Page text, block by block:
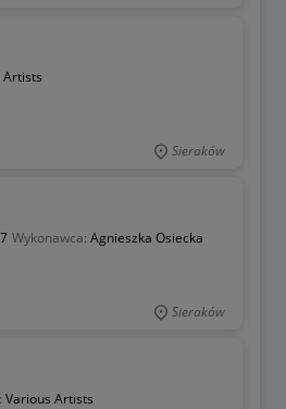
Artists
Sieraków
Wykonawca: Agnieszka Osiecka
Sieraków
Various Artists